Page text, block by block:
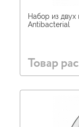
Набор из
Antibacterial
Товар